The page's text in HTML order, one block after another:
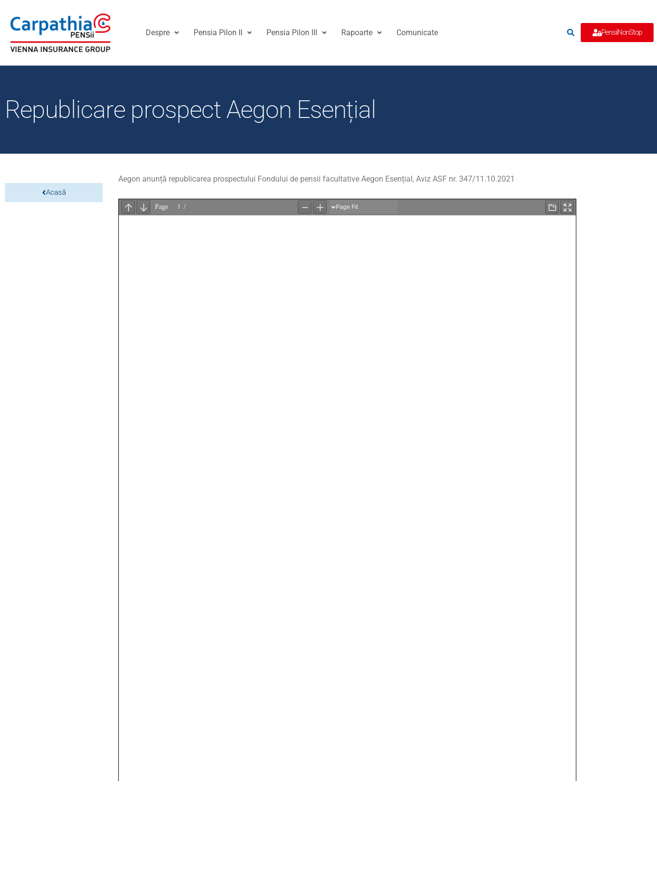
Despre Pensia Pilon II Pensia Pilon III Rapoarte Comunicate PensiiNonStop
Republicare prospect Aegon Esențial
Acasă
Aegon anunță republicarea prospectului Fondului de pensii facultative Aegon Esențial, Aviz ASF nr. 347/11.10.2021